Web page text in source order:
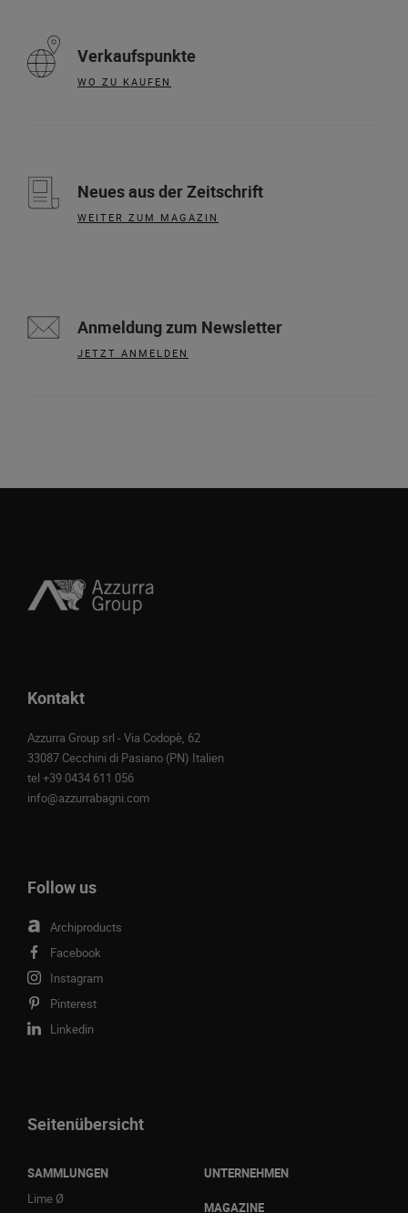
Verkaufspunkte
WO ZU KAUFEN
Neues aus der Zeitschrift
WEITER ZUM MAGAZIN
Anmeldung zum Newsletter
JETZT ANMELDEN
Kontakt
Azzurra Group srl - Via Codopè, 62
33087 Cecchini di Pasiano (PN) Italien
tel +39 0434 611 056
info@azzurrabagni.com
Follow us
Archiproducts
Facebook
Instagram
Pinterest
Linkedin
Seitenübersicht
SAMMLUNGEN
Lime Ø
UNTERNEHMEN
MAGAZINE